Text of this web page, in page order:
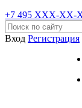
+7 495 XXX-XX-
Вход Регистрация